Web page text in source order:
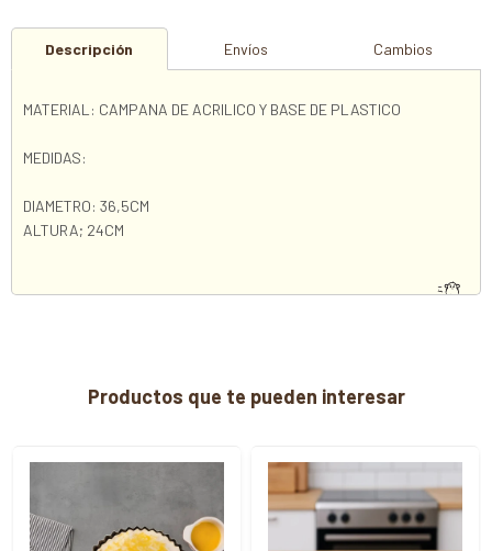
Descripción Envíos Cambios
MATERIAL: CAMPANA DE ACRILICO Y BASE DE PLASTICO
MEDIDAS:
DIAMETRO: 36,5CM
ALTURA; 24CM
Productos que te pueden interesar